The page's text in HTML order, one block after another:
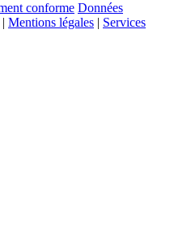
conforme Données
| Mentions légales | Services